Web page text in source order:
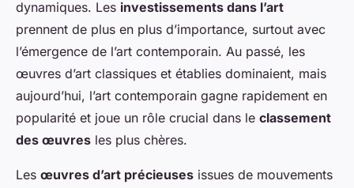
dynamiques. Les investissements dans l’art
prennent de plus en plus d’importance, surtout avec
l’émergence de l’art contemporain. Au passé, les
œuvres d’art classiques et établies dominaient, mais
aujourd’hui, l’art contemporain gagne rapidement en
popularité et joue un rôle crucial dans le classement
des œuvres les plus chères.
Les œuvres d’art précieuses issues de mouvements